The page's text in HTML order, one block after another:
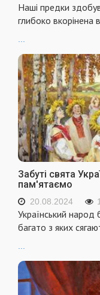
Наші предки
глибоко вкорінена
Забуті свята
пам'ятаємо
20.08.2024
Український народ
багато з яких
...